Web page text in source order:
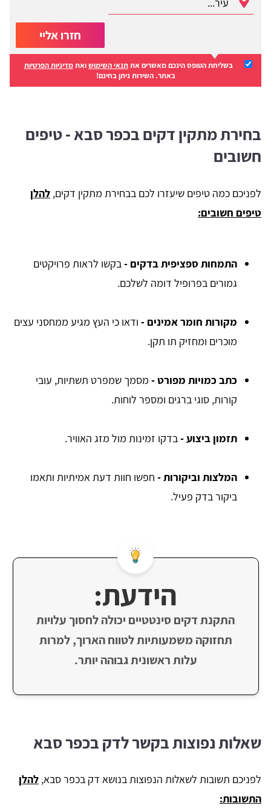
חזרו אליי
בשליחת הטופס הינכם מאשרים אתתנאי השימושואתמדיניות הפרטיות
באתר. השירות ניתן בחינם!
בחירת מתקין דקים בכפר סבא - טיפים
חשובים
לפניכם כמה טיפים שיעזרו לכם בבחירת מתקין דקים, להלן
טיפים חשובים:
התמחות ספציפית בדקים -בקשו לראות פרויקטים
גמורים בפרופיל דומה לשלכם.
מקורות חומר אמינים - ודאו כי העץ מגיע ממחסני עצים
מוכרים ומחזיק תו תקן.
כתב כמויות מפורט- מסמך שמפרט תשתיות, עובי
קורות, סוגי ברגים ומספר לוחות.
תזמון ביצוע-בדקו זמינות מול מזג האוויר.
המלצות וביקורות- חפשו חוות דעת אמיתיות ותאמו
ביקור בדק פעיל.
הידעת:
התקנת דקים סינטטיים יכולה לחסוך עלויות
תחזוקה משמעותיות לטווח הארוך, למרות
עלות ראשונית גבוהה יותר.
שאלות נפוצות בקשר לדק בכפר סבא
לפניכם תשובות לשאלות הנפוצות בנושא דק בכפר סבא, להלן
התשובות: